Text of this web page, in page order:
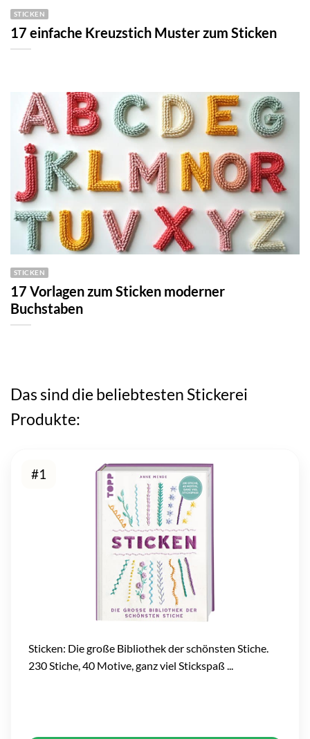
STICKEN
17 einfache Kreuzstich Muster zum Sticken
STICKEN
17 Vorlagen zum Sticken moderner
Buchstaben
Das sind die beliebtesten Stickerei
Produkte:
#1
Sticken: Die große Bibliothek der schönsten Stiche.
230 Stiche, 40 Motive, ganz viel Stickspaß ...